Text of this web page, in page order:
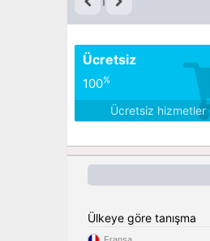
Ücretsiz
100%
Ücretsiz hizmetler
Ülkeye göre tanışma